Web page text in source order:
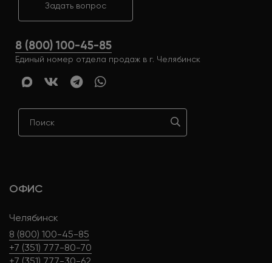
Задать вопрос
8 (800) 100-45-85
Единый номер отдела продаж в г. Челябинск
ОФИС
Челябинск
8 (800) 100-45-85
+7 (351) 777-80-70